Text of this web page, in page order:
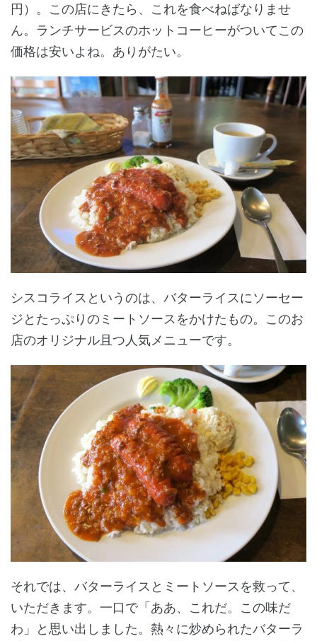
円）。この店にきたら、これを食べねばなりませ
ん。ランチサービスのホットコーヒーがついてこの
価格は安いよね。ありがたい。
シスコライスというのは、バターライスにソーセー
ジとたっぷりのミートソースをかけたもの。このお
店のオリジナル且つ人気メニューです。
それでは、バターライスとミートソースを救って、
いただきます。一口で「ああ、これだ。この味だ
わ」と思い出しました。熱々に炒められたバターラ